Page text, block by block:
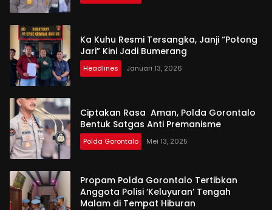
Ka Kuhu Resmi Tersangka, Janji “Potong
Jari” Kini Jadi Bumerang
Headlines Januari 13, 2026
Ciptakan Rasa Aman, Polda Gorontalo
Bentuk Satgas Anti Premanisme
Polda Gorontalo Mei 13, 2025
Propam Polda Gorontalo Tertibkan
Anggota Polisi ‘Keluyuran’ Tengah
Malam di Tempat Hiburan